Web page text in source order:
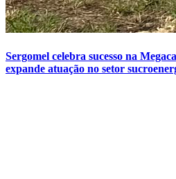
Sergomel celebra sucesso na
expande atuação no setor